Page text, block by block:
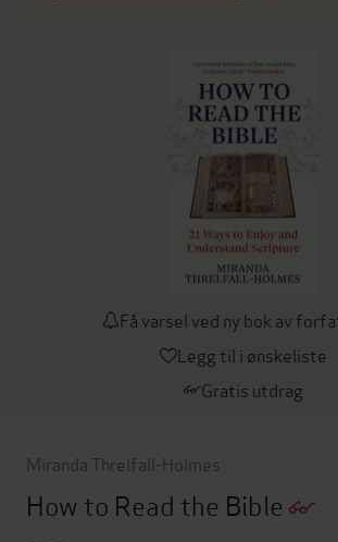
Få varsel ved ny bok av
Legg til i ønskeliste
Gratis utdrag
Miranda Threlfall-Holmes
How to Read the Bible